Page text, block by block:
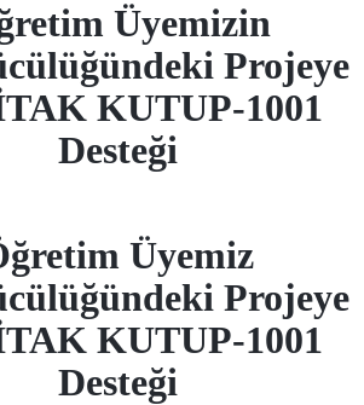
Üyemizin
Projeye
KUTUP-1001
Desteği
Üyemiz
Projeye
KUTUP-1001
Desteği